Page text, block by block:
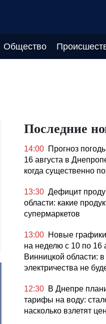
Общество
Последние
14:00 Прогноз
16 августа в
когда существенно
13:30 Дефицит
области: какие
супермаркетов
13:00 Новые
на неделю с 10 по 16
Винницкой области: в
электричества не
12:30 В Днепре
тарифы на воду:
насколько взлетят